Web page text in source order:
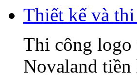
Thiết kế và
Thi công
Novaland